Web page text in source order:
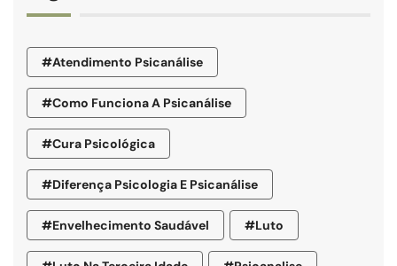
#atendimento Psicanálise
#como Funciona A Psicanálise
#cura Psicológica
#diferença Psicologia E Psicanálise
#envelhecimento Saudável #luto